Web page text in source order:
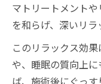
マトリートメント
を和らげ、深いリラ
このリラックス効
や、睡眠の質向上
ば、施術後にぐっ